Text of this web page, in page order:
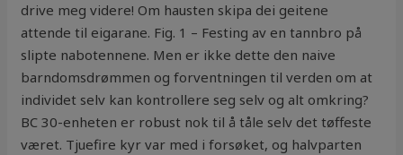
drive meg videre! Om hausten skipa dei geitene
attende til eigarane. Fig. 1 – Festing av en tannbro på
slipte nabotennene. Men er ikke dette den naive
barndomsdrømmen og forventningen til verden om at
individet selv kan kontrollere seg selv og alt omkring?
BC 30-enheten er robust nok til å tåle selv det tøffeste
været. Tjuefire kyr var med i forsøket, og halvparten